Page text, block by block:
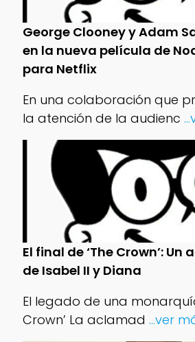
George Clooney y Adam
en la nueva película de
para Netflix
En una colaboración que
la atención de la audienc
El final de ‘The Crown’: Un
de Isabel II y Diana
El legado de una
Crown’ La aclamad ...ver